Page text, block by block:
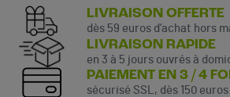
LIVRAISON OFFERTE
dès 59 euros d’achat hors
LIVRAISON RAPIDE
en 3 à 5 jours ouvrés à
PAIEMENT EN 3 / 4
sécurisé SSL, dès 150